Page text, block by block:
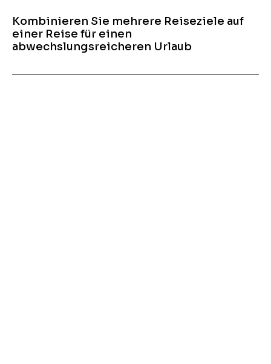
Kombinieren Sie mehrere Reiseziele auf
einer Reise für einen
abwechslungsreicheren Urlaub